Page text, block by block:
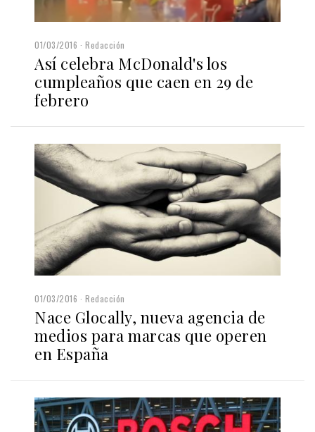
01/03/2016 Redacción
Así celebra McDonald's los
cumpleaños que caen en 29 de
febrero
01/03/2016 Redacción
Nace Glocally, nueva agencia de
medios para marcas que operen
en España